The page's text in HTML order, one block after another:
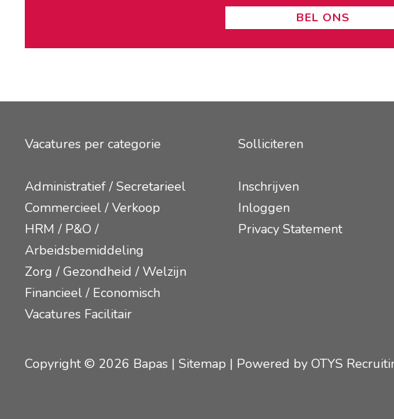
BEL ONS
Vacatures per categorie
Administratief / Secretarieel
Commercieel / Verkoop
HRM / P&O /
Arbeidsbemiddeling
Zorg / Gezondheid / Welzijn
Financieel / Economisch
Vacatures Facilitair
Solliciteren
Inschrijven
Inloggen
Privacy Statement
Copyright © 2026 Bapas | Sitemap | Powered by OTYS